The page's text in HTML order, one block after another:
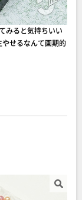
みると気持ちいい
せるなんて画期的